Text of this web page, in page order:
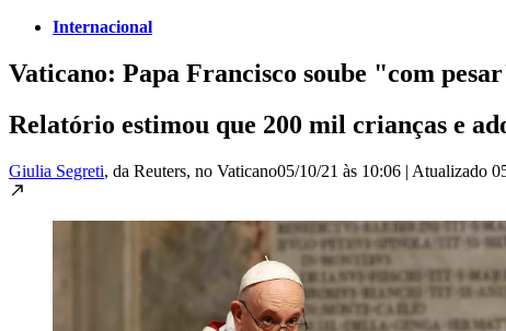
Internacional
Vaticano: Papa Francisco soube "com
Relatório estimou que 200 mil crianças e
Giulia Segreti, da Reuters, no Vaticano05/10/21 às 10:06 | Atualizado